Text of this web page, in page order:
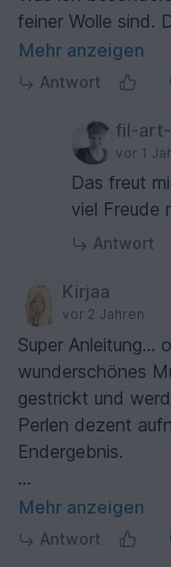
feiner Wolle sind.
überhaupt sind
Mehr anzeigen
Antwort
fil-
vor 1
Das freut
viel Freude
Antwort
Kirjaa
vor 2 Jahren
Super Anleitung...
wunderschönes
gestrickt und
Perlen dezent
Endergebnis.
Wer solche
Mühe
Mehr anzeigen
Antwort